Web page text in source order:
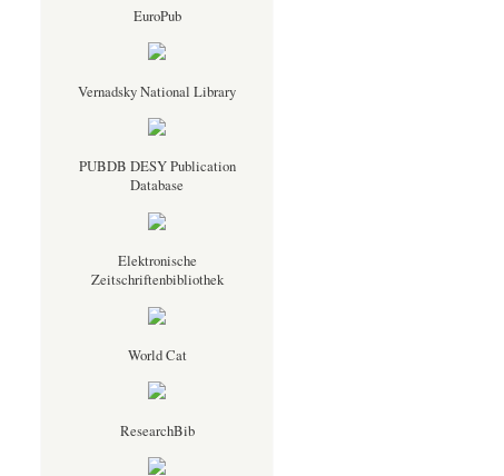
EuroPub
Vernadsky National Library
PUBDB DESY Publication
Database
Elektronische
Zeitschriftenbibliothek
World Cat
ResearchBib